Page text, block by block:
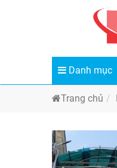
Danh mục
Trang chủ